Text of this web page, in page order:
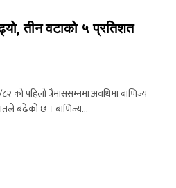
तीन वटाको ५ प्रतिशत
को पहिलो त्रैमाससम्ममा अवधिमा बाणिज्य
बढेको छ । बाणिज्य…